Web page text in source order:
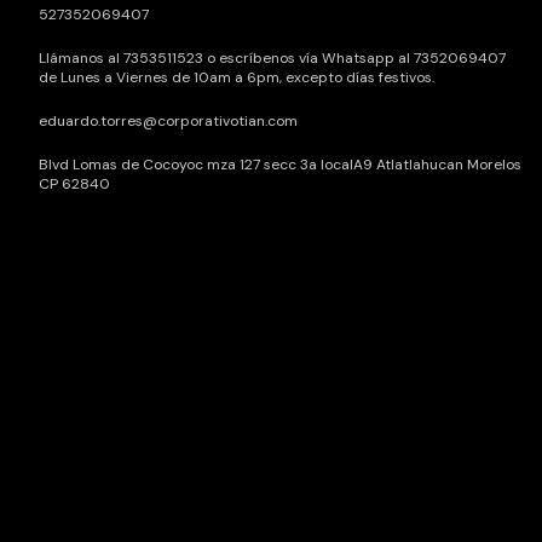
527352069407
Llámanos al 7353511523 o escríbenos vía Whatsapp al 7352069407
de Lunes a Viernes de 10am a 6pm, excepto días festivos.
eduardo.torres@corporativotian.com
Blvd Lomas de Cocoyoc mza 127 secc 3a localA9 Atlatlahucan Morelos
CP 62840